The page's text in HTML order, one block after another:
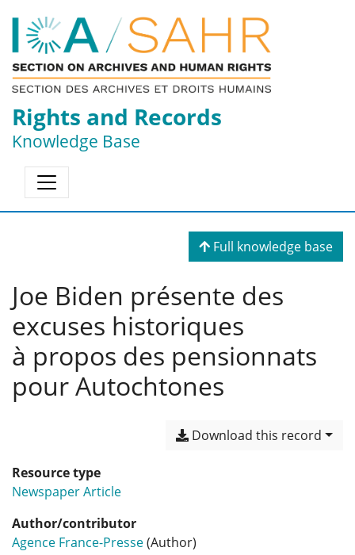
Rights and Records
Knowledge Base
Full knowledge base
Joe Biden présente des
excuses historiques
à propos des pensionnats
pour Autochtones
Download this record
Resource type
Newspaper Article
Author/contributor
Agence France-Presse(Author)